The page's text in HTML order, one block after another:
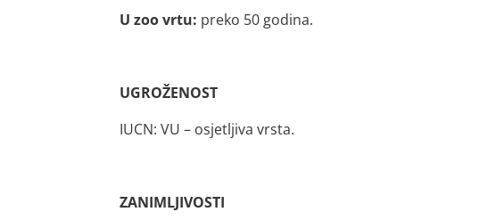
U zoo vrtu: preko 50 godina.
UGROŽENOST
IUCN: VU – osjetljiva vrsta.
ZANIMLJIVOSTI